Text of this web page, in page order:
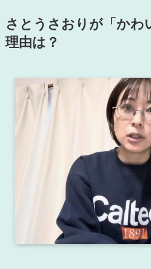
さとうさおりが「かわ
理由は？